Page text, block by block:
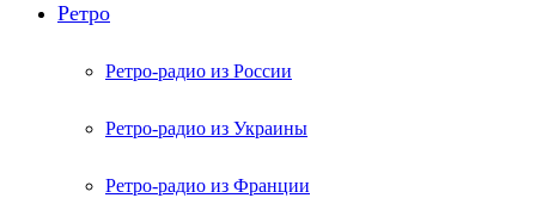
Ретро
Ретро-радио из России
Ретро-радио из Украины
Ретро-радио из Франции